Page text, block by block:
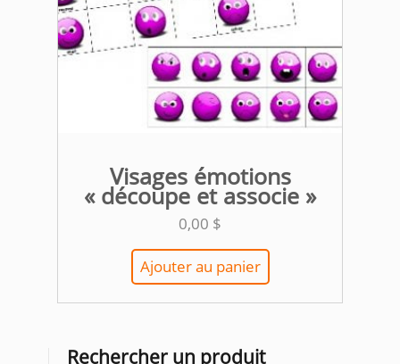
Visages émotions
« découpe et associe »
0,00 $
Ajouter au panier
Rechercher un produit